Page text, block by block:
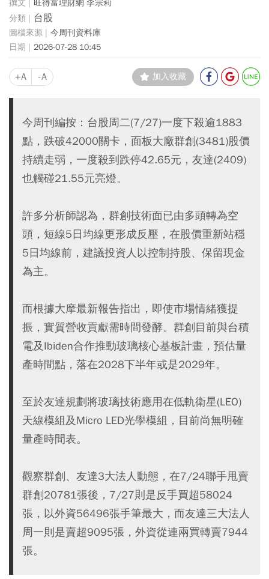
旺得富理財網 李宗莉
台股
今周刊資料庫
2026-07-28 10:45
+A -A 加入收藏
今周刊編按：台股周二(7/27)一度下殺逾1883
點，跌破42000關卡，面板大廠群創(3481)股價
持續走弱，一度殺到跌停42.65元，友達(2409)
也觸碰21.55元亮燈。
許多分析師認為，群創技術面已由多頭轉為空
頭，短線5日均線更形成反壓，在股價重新站穩
5日均線前，建議投資人以控制持股、保留現金
為主。
而根據大摩最新報告指出，即使市場情緒獲提
振，實質營收貢獻需時間發酵。群創目前與台積
電及Ibiden合作推動玻璃核心基板計畫，預估量
產時間點，落在2028下半年或是2029年。
至於友達規劃將玻璃技術應用在低軌衛星(LEO)
天線模組及Micro LED光學模組，目前尚無明確
量產時間表。
觀察群創、友達3大法人動態，在7/24聯手甩賣
群創20781張後，7/27則是反手買超58024
張，以外資56496張手筆最大，而友達三大法人
周一則是賣超9095張，外資從連兩買轉賣7944
張。